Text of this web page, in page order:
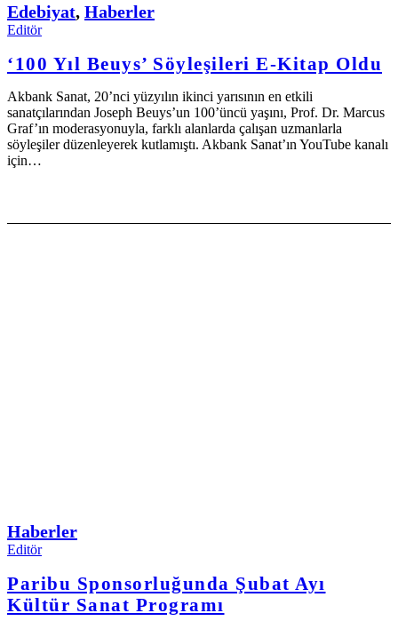
Edebiyat, Haberler
Editör
‘100 Yıl Beuys’ Söyleşileri E-Kitap Oldu
Akbank Sanat, 20’nci yüzyılın ikinci yarısının en etkili
sanatçılarından Joseph Beuys’un 100’üncü yaşını, Prof. Dr. Marcus
Graf’ın moderasyonuyla, farklı alanlarda çalışan uzmanlarla
söyleşiler düzenleyerek kutlamıştı. Akbank Sanat’ın YouTube kanalı
için…
Haberler
Editör
Paribu Sponsorluğunda Şubat Ayı
Kültür Sanat Programı